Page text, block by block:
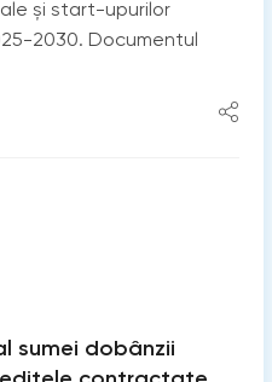
și start-upurilor
2030. Documentul
sumei dobânzii